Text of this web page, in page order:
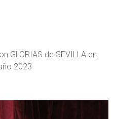
GLORIAS de SEVILLA en
2023